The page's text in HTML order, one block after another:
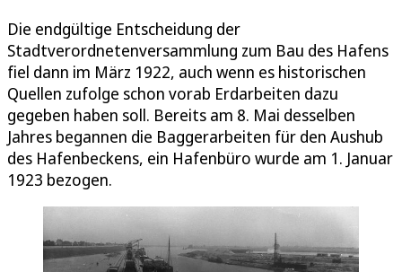
Die endgültige Entscheidung der
Stadtverordnetenversammlung zum Bau des Hafens
fiel dann im März 1922, auch wenn es historischen
Quellen zufolge schon vorab Erdarbeiten dazu
gegeben haben soll. Bereits am 8. Mai desselben
Jahres begannen die Baggerarbeiten für den Aushub
des Hafenbeckens, ein Hafenbüro wurde am 1. Januar
1923 bezogen.